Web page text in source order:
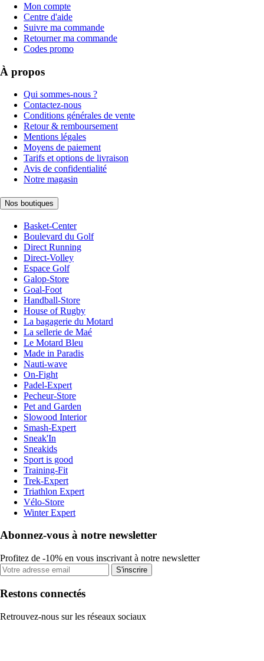
Mon compte
Centre d'aide
Suivre ma commande
Retourner ma commande
Codes promo
À propos
Qui sommes-nous ?
Contactez-nous
Conditions générales de vente
Retour & remboursement
Mentions légales
Moyens de paiement
Tarifs et options de livraison
Avis de confidentialité
Notre magasin
Nos boutiques
Basket-Center
Boulevard du Golf
Direct Running
Direct-Volley
Espace Golf
Galop-Store
Goal-Foot
Handball-Store
House of Rugby
La bagagerie du Motard
La sellerie de Maé
Le Motard Bleu
Made in Paradis
Nauti-wave
On-Fight
Padel-Expert
Pecheur-Store
Pet and Garden
Slowood Interior
Smash-Expert
Sneak'In
Sneakids
Sport is good
Training-Fit
Trek-Expert
Triathlon Expert
Vélo-Store
Winter Expert
Abonnez-vous à notre newsletter
Profitez de -10% en vous inscrivant à notre newsletter
S'inscrire
Restons connectés
Retrouvez-nous sur les réseaux sociaux